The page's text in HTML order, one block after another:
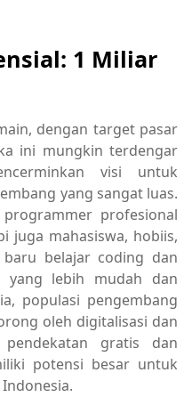
1 Miliar
dengan target pasar
ini mungkin terdengar
visi untuk
yang sangat luas.
profesional
juga mahasiswa, hobiis,
belajar coding dan
yang lebih mudah dan
populasi pengembang
oleh digitalisasi dan
gratis dan
potensi besar untuk